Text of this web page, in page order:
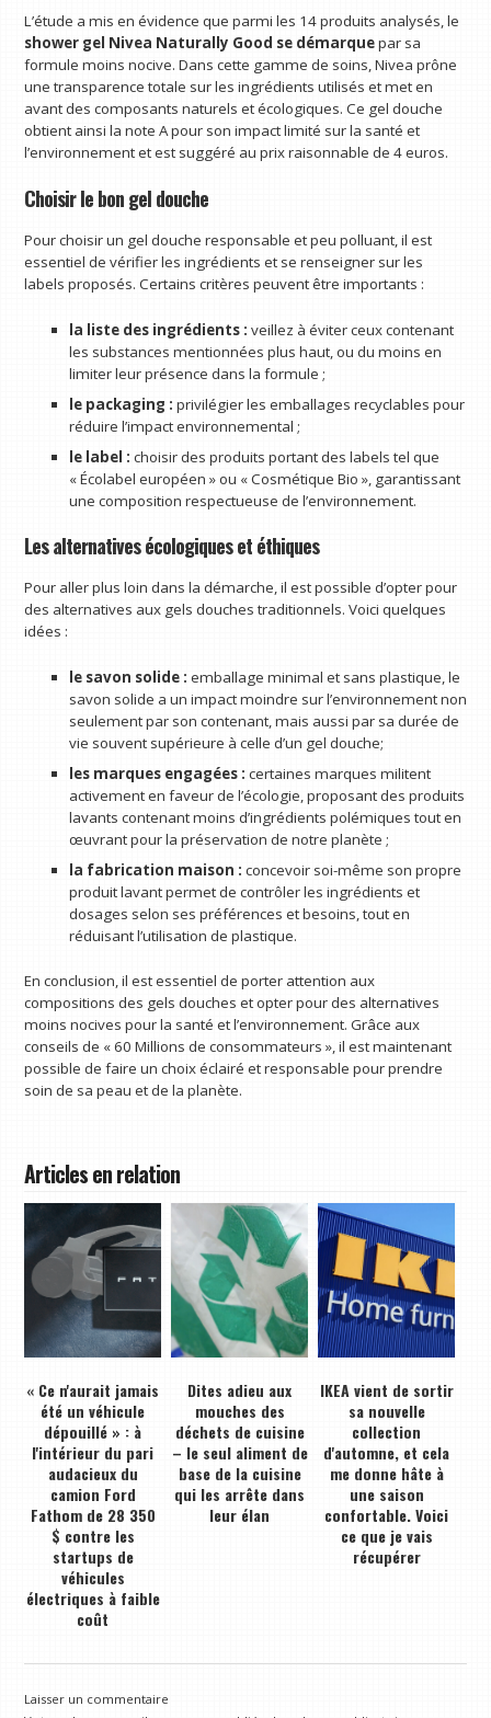
L’étude a mis en évidence que parmi les 14 produits analysés, le
shower gel Nivea Naturally Good se démarquepar sa
formule moins nocive. Dans cette gamme de soins, Nivea prône
une transparence totale sur les ingrédients utilisés et met en
avant des composants naturels et écologiques. Ce gel douche
obtient ainsi la note A pour son impact limité sur la santé et
l’environnement et est suggéré au prix raisonnable de 4 euros.
Choisir le bon gel douche
Pour choisir un gel douche responsable et peu polluant, il est
essentiel de vérifier les ingrédients et se renseigner sur les
labels proposés. Certains critères peuvent être importants :
la liste des ingrédients : veillez à éviter ceux contenant
les substances mentionnées plus haut, ou du moins en
limiter leur présence dans la formule ;
le packaging : privilégier les emballages recyclables pour
réduire l’impact environnemental ;
le label : choisir des produits portant des labels tel que
« Écolabel européen » ou « Cosmétique Bio », garantissant
une composition respectueuse de l’environnement.
Les alternatives écologiques et éthiques
Pour aller plus loin dans la démarche, il est possible d’opter pour
des alternatives aux gels douches traditionnels. Voici quelques
idées :
le savon solide : emballage minimal et sans plastique, le
savon solide a un impact moindre sur l’environnement non
seulement par son contenant, mais aussi par sa durée de
vie souvent supérieure à celle d’un gel douche;
les marques engagées : certaines marques militent
activement en faveur de l’écologie, proposant des produits
lavants contenant moins d’ingrédients polémiques tout en
œuvrant pour la préservation de notre planète ;
la fabrication maison : concevoir soi-même son propre
produit lavant permet de contrôler les ingrédients et
dosages selon ses préférences et besoins, tout en
réduisant l’utilisation de plastique.
En conclusion, il est essentiel de porter attention aux
compositions des gels douches et opter pour des alternatives
moins nocives pour la santé et l’environnement. Grâce aux
conseils de « 60 Millions de consommateurs », il est maintenant
possible de faire un choix éclairé et responsable pour prendre
soin de sa peau et de la planète.
Articles en relation
« Ce n'aurait jamais
été un véhicule
dépouillé » : à
l'intérieur du pari
audacieux du
camion Ford
Fathom de 28 350
$ contre les
startups de
véhicules
électriques à faible
coût
Dites adieu aux
mouches des
déchets de cuisine
– le seul aliment de
base de la cuisine
qui les arrête dans
leur élan
IKEA vient de sortir
sa nouvelle
collection
d'automne, et cela
me donne hâte à
une saison
confortable. Voici
ce que je vais
récupérer
Laisser un commentaire